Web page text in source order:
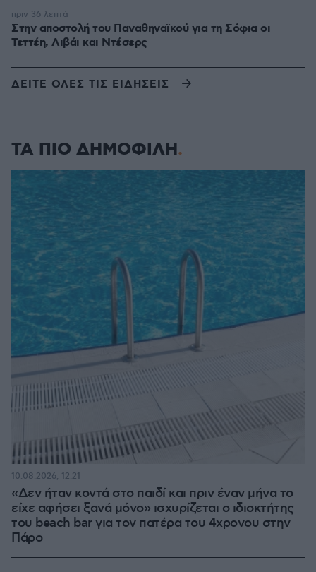
Στην αποστολή του Παναθηναϊκού για τη Σόφια οι
Τεττέη, Λιβάι και Ντέσερς
πριν 36 λεπτά
ΔΕΙΤΕ ΟΛΕΣ ΤΙΣ ΕΙΔΗΣΕΙΣ
ΤΑ ΠΙΟ ΔΗΜΟΦΙΛΗ
«Δεν ήταν κοντά στο παιδί και πριν έναν μήνα το
είχε αφήσει ξανά μόνο» ισχυρίζεται ο ιδιοκτήτης
του beach bar για τον πατέρα του 4χρονου στην
Πάρο
10.08.2026, 12:21